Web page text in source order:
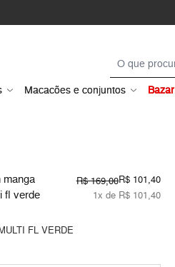
Macacões e conjuntos Bazar
manga
fl verde
R$ 169,00R$ 101,40
1x de R$ 101,40
FL VERDE